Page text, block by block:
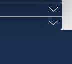
İstanbul